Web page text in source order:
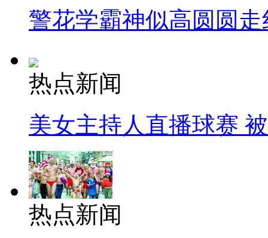
警花学霸神似高圆圆走
热点新闻
美女主持人直播球赛
热点新闻